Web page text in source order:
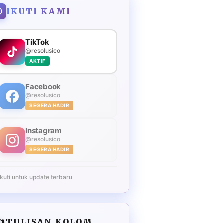
IKUTI KAMI
TikTok
@resolusico
AKTIF
Facebook
@resolusico
SEGERA HADIR
Instagram
@resolusico
SEGERA HADIR
untuk update terbaru